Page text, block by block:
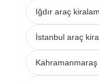
Iğdır araç
İstanbul araç